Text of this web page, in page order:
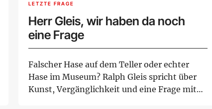
LETZTE FRAGE
Herr Gleis, wir haben da noch
eine Frage
Falscher Hase auf dem Teller oder echter
Hase im Museum? Ralph Gleis spricht über
Kunst, Vergänglichkeit und eine Frage mit